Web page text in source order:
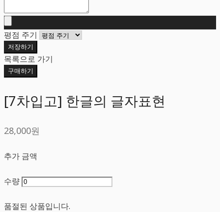
평점 주기
저장하기
목록으로 가기
구매하기
[7차입고] 한글의 글자표현
28,000원
추가 금액
수량
품절된 상품입니다.